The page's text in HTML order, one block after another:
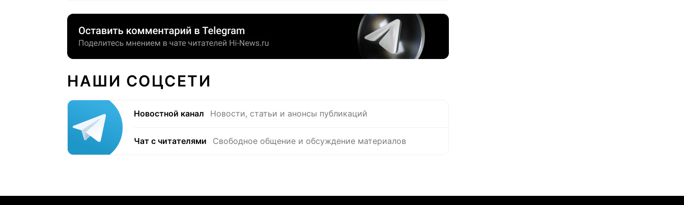
НАШИ СОЦСЕТИ
Новостной канал Новости, статьи и анонсы публикаций
Чат с читателями Свободное общение и обсуждение материалов